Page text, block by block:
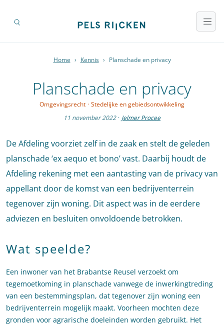
Home › Kennis › Planschade en privacy
Planschade en privacy
Omgevingsrecht · Stedelijke en gebiedsontwikkeling
11 november 2022 · Jelmer Procee
De Afdeling voorziet zelf in de zaak en stelt de geleden
planschade ‘ex aequo et bono’ vast. Daarbij houdt de
Afdeling rekening met een aantasting van de privacy van
appellant door de komst van een bedrijventerrein
tegenover zijn woning. Dit aspect was in de eerdere
adviezen en besluiten onvoldoende betrokken.
Wat speelde?
Een inwoner van het Brabantse Reusel verzoekt om
tegemoetkoming in planschade vanwege de inwerkingtreding
van een bestemmingsplan, dat tegenover zijn woning een
bedrijventerrein mogelijk maakt. Voorheen mochten deze
gronden voor agrarische doeleinden worden gebruikt. Het